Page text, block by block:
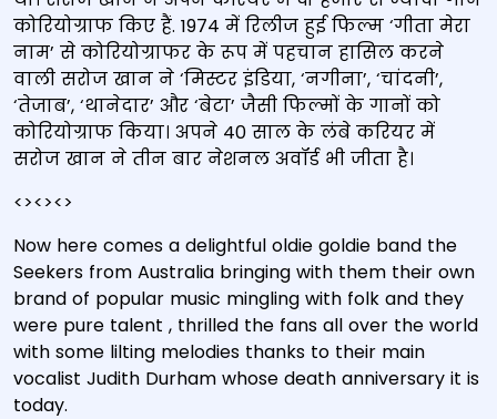
कोरियोग्राफ किए हैं. 1974 में रिलीज हुई फिल्म ‘गीता मेरा
नाम’ से कोरियोग्राफर के रूप में पहचान हासिल करने
वाली सरोज खान ने ‘मिस्टर इंडिया, ‘नगीना’, ‘चांदनी’,
‘तेजाब’, ‘थानेदार’ और ‘बेटा’ जैसी फिल्मों के गानों को
कोरियोग्राफ किया। अपने 40 साल के लंबे करियर में
सरोज खान ने तीन बार नेशनल अवॉर्ड भी जीता है।
<><><>
Now here comes a delightful oldie goldie band the
Seekers from Australia bringing with them their own
brand of popular music mingling with folk and they
were pure talent , thrilled the fans all over the world
with some lilting melodies thanks to their main
vocalist Judith Durham whose death anniversary it is
today.